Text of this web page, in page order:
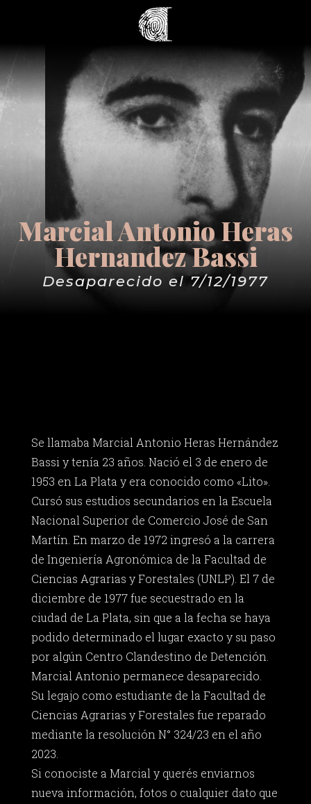
Marcial Antonio Heras
Hernandez Bassi
Desaparecido el 7/12/1977
Se llamaba Marcial Antonio Heras Hernández
Bassi y tenía 23 años. Nació el 3 de enero de
1953 en La Plata y era conocido como «Lito».
Cursó sus estudios secundarios en la Escuela
Nacional Superior de Comercio José de San
Martín. En marzo de 1972 ingresó a la carrera
de Ingeniería Agronómica de la Facultad de
Ciencias Agrarias y Forestales (UNLP). El 7 de
diciembre de 1977 fue secuestrado en la
ciudad de La Plata, sin que a la fecha se haya
podido determinado el lugar exacto y su paso
por algún Centro Clandestino de Detención.
Marcial Antonio permanece desaparecido.
Su legajo como estudiante de la Facultad de
Ciencias Agrarias y Forestales fue reparado
mediante la resolución N° 324/23 en el año
2023.
Si conociste a Marcial y querés enviarnos
nueva información, fotos o cualquier dato que